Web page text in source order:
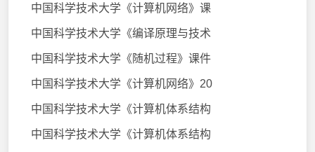
中国科学技术大学《计算机网络》课
中国科学技术大学《编译原理与技术
中国科学技术大学《随机过程》课件
中国科学技术大学《计算机网络》20
中国科学技术大学《计算机体系结构
中国科学技术大学《计算机体系结构